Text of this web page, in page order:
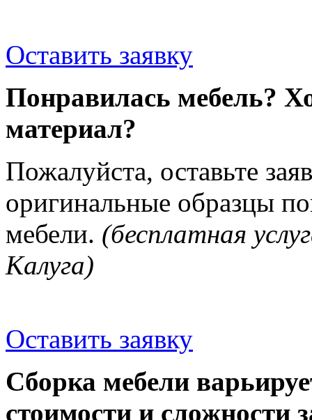
Оставить заявку
Понравилась мебель?
материал?
Пожалуйста, оставьте
оригинальные образцы
мебели. (бесплатная
Калуга)
Оставить заявку
Сборка мебели
стоимости и сложности